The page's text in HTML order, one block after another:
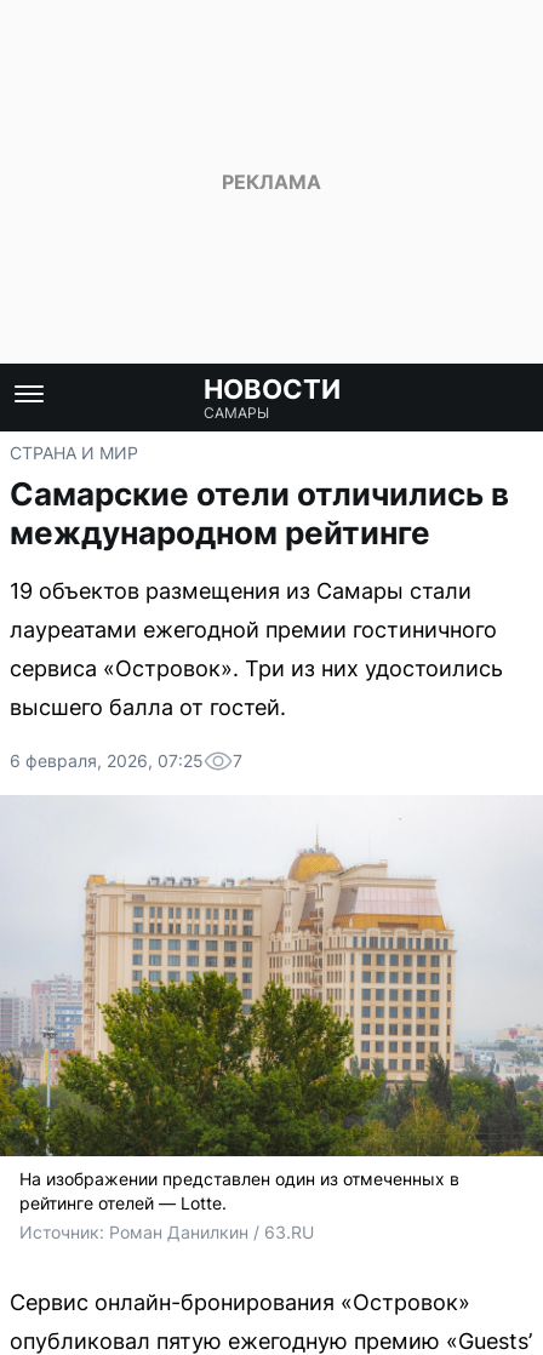
НОВОСТИ
САМАРЫ
СТРАНА И МИР
Самарские отели отличились в
международном рейтинге
19 объектов размещения из Самары стали
лауреатами ежегодной премии гостиничного
сервиса «Островок». Три из них удостоились
высшего балла от гостей.
6 февраля, 2026, 07:25 7
На изображении представлен один из отмеченных в
рейтинге отелей — Lotte.
Источник: Роман Данилкин / 63.RU
Сервис онлайн-бронирования «Островок»
опубликовал пятую ежегодную премию «Guests’